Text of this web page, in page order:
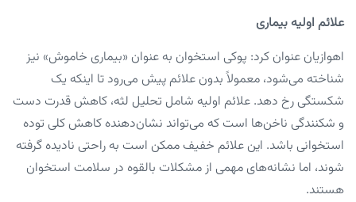
علائم اولیه بیماری
اهوازیان عنوان کرد: پوکی استخوان به عنوان «بیماری خاموش» نیز
شناخته می‌شود، معمولاً بدون علائم پیش می‌رود تا اینکه یک
شکستگی رخ دهد. علائم اولیه شامل تحلیل لثه، کاهش قدرت دست
و شکنندگی ناخن‌ها است که می‌تواند نشان‌دهنده کاهش کلی توده
استخوانی باشد. این علائم خفیف ممکن است به راحتی نادیده گرفته
شوند، اما نشانه‌های مهمی از مشکلات بالقوه در سلامت استخوان
هستند.